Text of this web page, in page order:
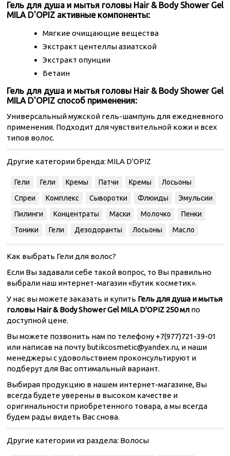
Гель для душа и мытья головы Hair & Body Shower Gel
MILA D'OPIZ активные компоненты:
Мягкие очищающие вещества
Экстракт центеллы азиатской
Экстракт опунции
Бетаин
Гель для душа и мытья головы Hair & Body Shower Gel
MILA D'OPIZ способ применения:
Универсальный мужской гель-шампунь для ежедневного
применения. Подходит для чувствительной кожи и всех
типов волос.
Другие категории бренда: MILA D'OPIZ
Гели Гели Кремы Патчи Кремы
Лосьоны
Спреи
Комплекс Сыворотки Флюиды
Эмульсии
Пилинги
Концентраты Маски Молочко
Пенки
Тоники
Гели Дезодоранты Лосьоны Масло
Как выбрать Гели для волос?
Если Вы задавали себе такой вопрос, то Вы правильно
выбрали наш интернет-магазин «Бутик косметик».
У нас вы можете заказать и купить Гель для душа и мытья
головы Hair & Body Shower Gel MILA D'OPIZ 250 мл по
доступной цене.
Вы можете позвонить нам по телефону +7(977)721-39-01
или написав на почту butikcosmetic@yandex.ru, и наши
менеджеры с удовольствием проконсультируют и
подберут для Вас оптимальный вариант.
Выбирая продукцию в нашем интернет-магазине, Вы
всегда будете уверены в высоком качестве и
оригинальности приобретенного товара, а мы всегда
будем рады видеть Вас снова.
Другие категории из раздела: Волосы